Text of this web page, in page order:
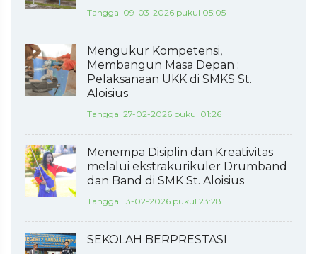
Tanggal 09-03-2026 pukul 05:05
Mengukur Kompetensi,
Membangun Masa Depan :
Pelaksanaan UKK di SMKS St.
Aloisius
Tanggal 27-02-2026 pukul 01:26
Menempa Disiplin dan Kreativitas
melalui ekstrakurikuler Drumband
dan Band di SMK St. Aloisius
Tanggal 13-02-2026 pukul 23:28
SEKOLAH BERPRESTASI